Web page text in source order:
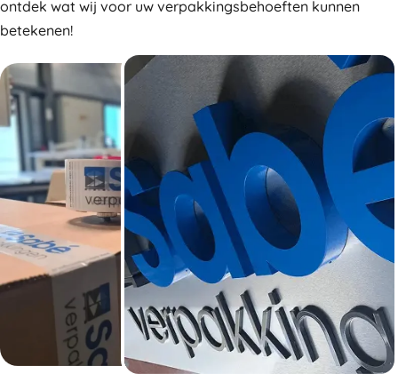
ontdek wat wij voor uw verpakkingsbehoeften kunnen
betekenen!